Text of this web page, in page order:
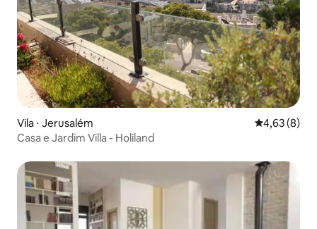
Vila ⋅ Jerusalém 4,63 de uma
4,63 (8)
Casa e Jardim Villa - Holiland